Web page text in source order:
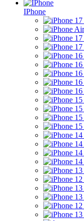
IPhone